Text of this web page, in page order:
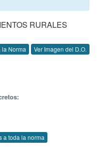
RURALES
la Norma Ver Imagen del D.O.
a toda la norma